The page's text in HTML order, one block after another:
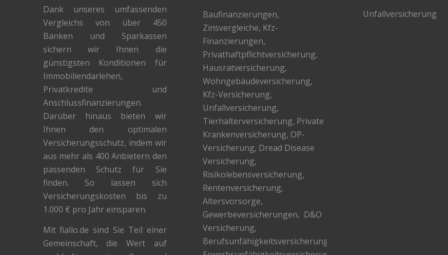
Dank unseres umfassenden
Vergleichs von über 450
Banken und Sparkassen
sichern wir Ihnen die
günstigsten Konditionen für
Immobiliendarlehen,
Privatkredite und
Anschlussfinanzierungen.
Darüber hinaus bieten wir
Ihnen den optimalen
Versicherungsschutz, indem wir
aus mehr als 400 Anbietern den
passenden Schutz für Sie
finden. So lassen sich
Versicherungskosten bis zu
1.000 € pro Jahr einsparen.
Mit fiallo.de sind Sie Teil einer
Gemeinschaft, die Wert auf
Baufinanzierungen,
Zinsvergleiche, Kfz-
Finanzierungen,
Privathaftpflichtversicherung,
Hausratversicherung,
Wohngebäudeversicherung,
Kfz-Versicherung,
Unfallversicherung,
Tierhalterversicherung, Private
Krankenversicherung, OP-
Versicherung, Dread Disease
Versicherung,
Risikolebensversicherung,
Rentenversicherung,
Altersvorsorge,
Gewerbeversicherungen, D&O
Versicherung,
Berufsunfähigkeitsversicherung,
Unfallversicherung